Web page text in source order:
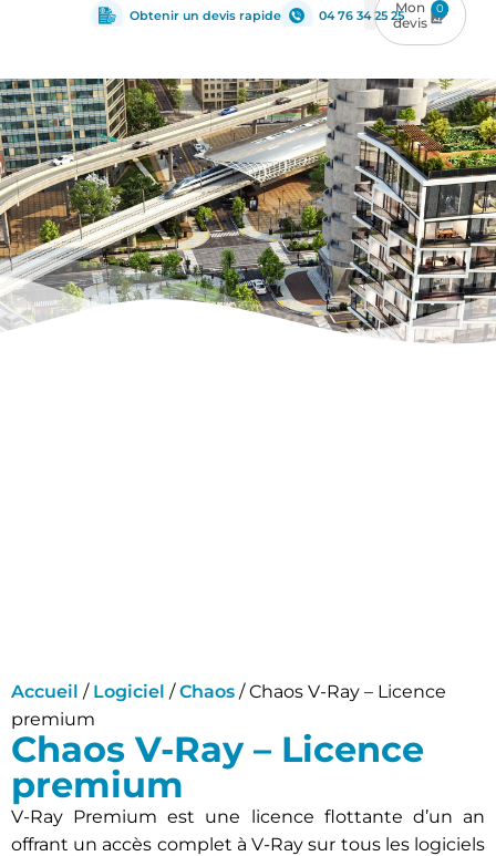
Obtenir un devis rapide 04 76 34 25 25 0
Accueil / Logiciel /Chaos / Chaos V-Ray – Licence
premium
Chaos V-Ray – Licence
premium
V-Ray Premium est une licence flottante d’un an
offrant un accès complet à V-Ray sur tous les logiciels